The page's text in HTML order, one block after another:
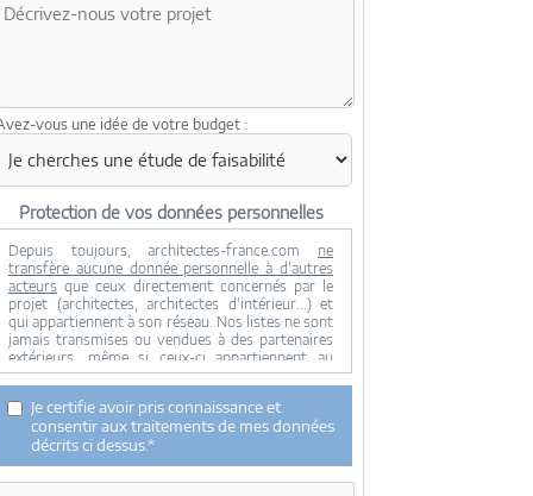
vous une idée de votre budget :
Protection de vos données personnelles
Depuis toujours, architectes-france.com ne
transfère aucune donnée personnelle à d'autres
acteurs que ceux directement concernés par le
projet (architectes, architectes d'intérieur...) et
qui appartiennent à son réseau. Nos listes ne sont
jamais transmises ou vendues à des partenaires
extérieurs, même si ceux-ci appartiennent au
domaine de la construction.
effectuée qu'avec votre consentement.
Je consens à ce que mes données personnelles
soient collectées pour permettre à architectes-
france de transférer votre projet aux architectes.
Seul Architectes-france, ses équipes internes et la
Je certifie avoir pris connaissance et
consentir aux traitements de mes données
décrits ci dessus.*